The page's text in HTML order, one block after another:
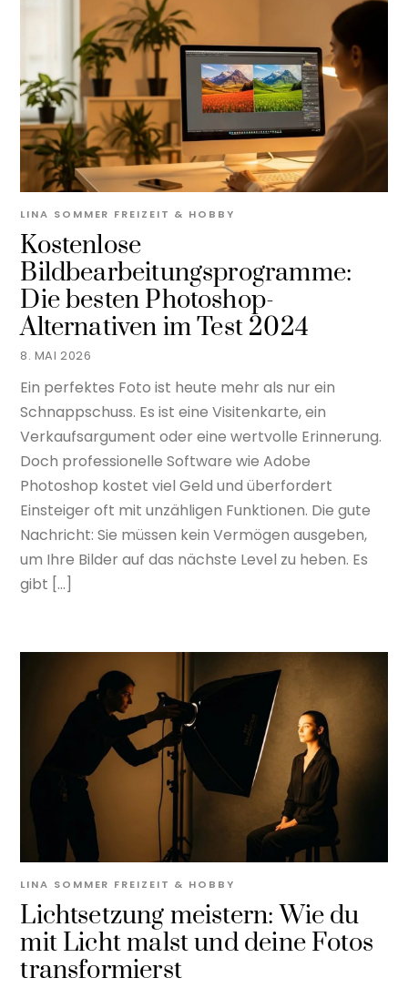
8. MAI 2026
Kostenlose
Bildbearbeitungsprogramme:
Die besten Photoshop-
Alternativen im Test 2024
LINA SOMMER FREIZEIT & HOBBY
Ein perfektes Foto ist heute mehr als nur ein
Schnappschuss. Es ist eine Visitenkarte, ein
Verkaufsargument oder eine wertvolle Erinnerung.
Doch professionelle Software wie Adobe
Photoshop kostet viel Geld und überfordert
Einsteiger oft mit unzähligen Funktionen. Die gute
Nachricht: Sie müssen kein Vermögen ausgeben,
um Ihre Bilder auf das nächste Level zu heben. Es
gibt […]
Lichtsetzung meistern: Wie du
mit Licht malst und deine Fotos
transformierst
LINA SOMMER FREIZEIT & HOBBY